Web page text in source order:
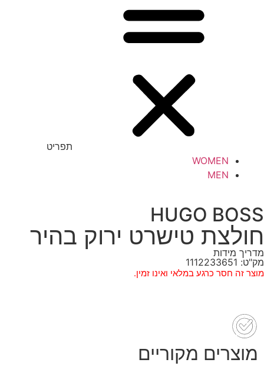
תפריט
WOMEN
MEN
HUGO BOSS
חולצת טישרט ירוק בהיר
מדריך מידות
מק"ט: 1112233651
מוצר זה חסר כרגע במלאי ואינו זמין.
מוצרים מקוריים